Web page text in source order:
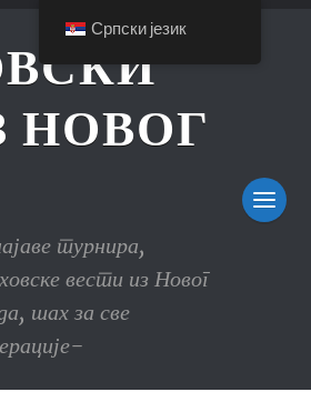
НОВОГ
турнира,
вести из Новог
шах за све
Српски језик